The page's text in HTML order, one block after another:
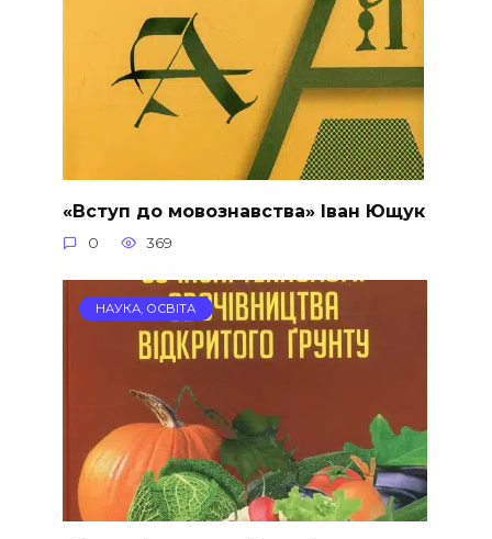
«Вступ до мовознавства» Іван Ющук
0 369
НАУКА, ОСВІТА